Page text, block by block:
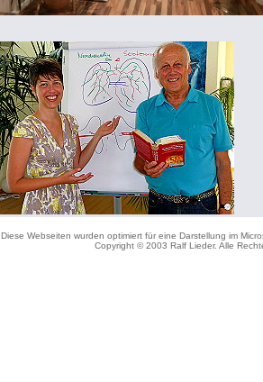
Diese Webseiten wurden optimiert für eine Darstellung im
Copyright © 2003 Ralf Lieder. Alle